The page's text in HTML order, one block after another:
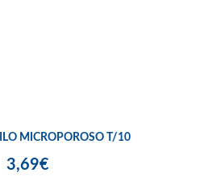
MICROPOROSO T/10
3,69€